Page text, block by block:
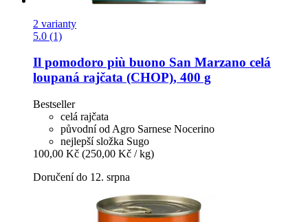
2 varianty
5.0 (1)
Il pomodoro più buono San Marzano celá
loupaná rajčata (CHOP), 400 g
Bestseller
celá rajčata
původní od Agro Sarnese Nocerino
nejlepší složka Sugo
100,00 Kč (250,00 Kč / kg)
Doručení do 12. srpna